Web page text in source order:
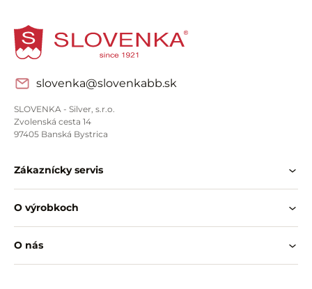
slovenka@slovenkabb.sk
SLOVENKA - Silver, s.r.o.
Zvolenská cesta 14
97405 Banská Bystrica
Zákaznícky servis
O výrobkoch
O nás